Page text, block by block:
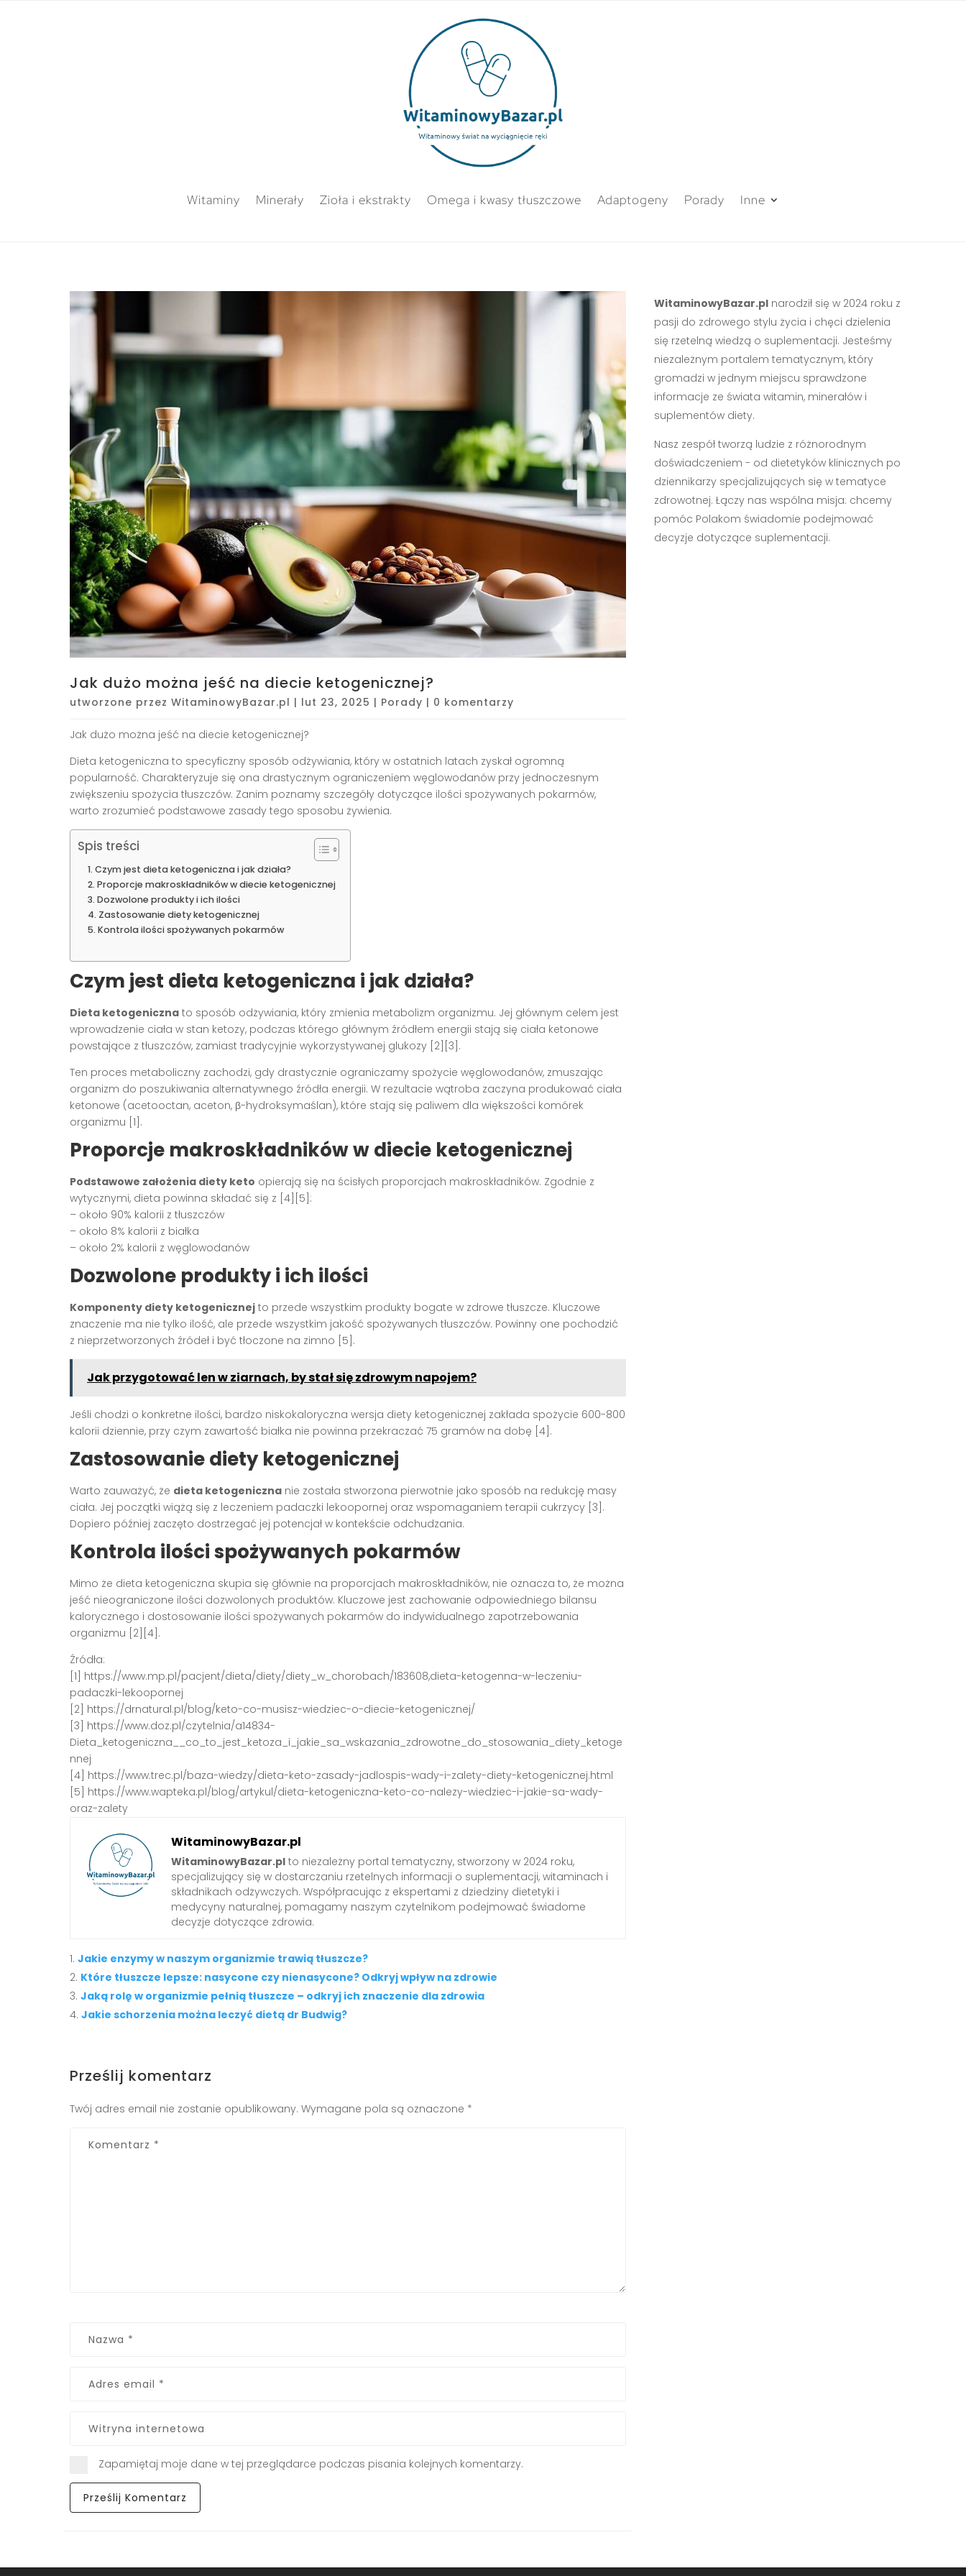
Witaminy Minerały Zioła i ekstrakty Omega i kwasy tłuszczowe Adaptogeny Porady Inne
Jak dużo można jeść na diecie ketogenicznej?
utworzone przez WitaminowyBazar.pl | lut 23, 2025 | Porady | 0 komentarzy
Jak dużo można jeść na diecie ketogenicznej?
Dieta ketogeniczna to specyficzny sposób odżywiania, który w ostatnich latach zyskał ogromną
popularność. Charakteryzuje się ona drastycznym ograniczeniem węglowodanów przy jednoczesnym
zwiększeniu spożycia tłuszczów. Zanim poznamy szczegóły dotyczące ilości spożywanych pokarmów,
warto zrozumieć podstawowe zasady tego sposobu żywienia.
Spis treści
Czym jest dieta ketogeniczna i jak działa?
Proporcje makroskładników w diecie ketogenicznej
Dozwolone produkty i ich ilości
Zastosowanie diety ketogenicznej
Kontrola ilości spożywanych pokarmów
Czym jest dieta ketogeniczna i jak działa?
Dieta ketogeniczna to sposób odżywiania, który zmienia metabolizm organizmu. Jej głównym celem jest
wprowadzenie ciała w stan ketozy, podczas którego głównym źródłem energii stają się ciała ketonowe
powstające z tłuszczów, zamiast tradycyjnie wykorzystywanej glukozy [2][3].
Ten proces metaboliczny zachodzi, gdy drastycznie ograniczamy spożycie węglowodanów, zmuszając
organizm do poszukiwania alternatywnego źródła energii. W rezultacie wątroba zaczyna produkować ciała
ketonowe (acetooctan, aceton, β-hydroksymaślan), które stają się paliwem dla większości komórek
organizmu [1].
Proporcje makroskładników w diecie ketogenicznej
Podstawowe założenia diety keto opierają się na ścisłych proporcjach makroskładników. Zgodnie z
wytycznymi, dieta powinna składać się z [4][5]:
– około 90% kalorii z tłuszczów
– około 8% kalorii z białka
– około 2% kalorii z węglowodanów
Dozwolone produkty i ich ilości
Komponenty diety ketogenicznej to przede wszystkim produkty bogate w zdrowe tłuszcze. Kluczowe
znaczenie ma nie tylko ilość, ale przede wszystkim jakość spożywanych tłuszczów. Powinny one pochodzić
z nieprzetworzonych źródeł i być tłoczone na zimno [5].
Jak przygotować len w ziarnach, by stał się zdrowym napojem?
Jeśli chodzi o konkretne ilości, bardzo niskokaloryczna wersja diety ketogenicznej zakłada spożycie 600-800
kalorii dziennie, przy czym zawartość białka nie powinna przekraczać 75 gramów na dobę [4].
Zastosowanie diety ketogenicznej
Warto zauważyć, że dieta ketogeniczna nie została stworzona pierwotnie jako sposób na redukcję masy
ciała. Jej początki wiążą się z leczeniem padaczki lekoopornej oraz wspomaganiem terapii cukrzycy [3].
Dopiero później zaczęto dostrzegać jej potencjał w kontekście odchudzania.
Kontrola ilości spożywanych pokarmów
Mimo że dieta ketogeniczna skupia się głównie na proporcjach makroskładników, nie oznacza to, że można
jeść nieograniczone ilości dozwolonych produktów. Kluczowe jest zachowanie odpowiedniego bilansu
kalorycznego i dostosowanie ilości spożywanych pokarmów do indywidualnego zapotrzebowania
organizmu [2][4].
Źródła:
[1] https://www.mp.pl/pacjent/dieta/diety/diety_w_chorobach/183608,dieta-ketogenna-w-leczeniu-
padaczki-lekoopornej
[2] https://drnatural.pl/blog/keto-co-musisz-wiedziec-o-diecie-ketogenicznej/
[3] https://www.doz.pl/czytelnia/a14834-
Dieta_ketogeniczna__co_to_jest_ketoza_i_jakie_sa_wskazania_zdrowotne_do_stosowania_diety_ketoge
nnej
[4] https://www.trec.pl/baza-wiedzy/dieta-keto-zasady-jadlospis-wady-i-zalety-diety-ketogenicznej.html
[5] https://www.wapteka.pl/blog/artykul/dieta-ketogeniczna-keto-co-nalezy-wiedziec-i-jakie-sa-wady-
oraz-zalety
WitaminowyBazar.pl
WitaminowyBazar.pl to niezależny portal tematyczny, stworzony w 2024 roku,
specjalizujący się w dostarczaniu rzetelnych informacji o suplementacji, witaminach i
składnikach odżywczych. Współpracując z ekspertami z dziedziny dietetyki i
medycyny naturalnej, pomagamy naszym czytelnikom podejmować świadome
decyzje dotyczące zdrowia.
Jakie enzymy w naszym organizmie trawią tłuszcze?
Które tłuszcze lepsze: nasycone czy nienasycone? Odkryj wpływ na zdrowie
Jaką rolę w organizmie pełnią tłuszcze – odkryj ich znaczenie dla zdrowia
Jakie schorzenia można leczyć dietą dr Budwig?
Prześlij komentarz
Twój adres email nie zostanie opublikowany. Wymagane pola są oznaczone *
Zapamiętaj moje dane w tej przeglądarce podczas pisania kolejnych komentarzy.
WitaminowyBazar.plnarodził się w 2024 roku z
pasji do zdrowego stylu życia i chęci dzielenia
się rzetelną wiedzą o suplementacji. Jesteśmy
niezależnym portalem tematycznym, który
gromadzi w jednym miejscu sprawdzone
informacje ze świata witamin, minerałów i
suplementów diety.
Nasz zespół tworzą ludzie z różnorodnym
doświadczeniem - od dietetyków klinicznych po
dziennikarzy specjalizujących się w tematyce
zdrowotnej. Łączy nas wspólna misja: chcemy
pomóc Polakom świadomie podejmować
decyzje dotyczące suplementacji.